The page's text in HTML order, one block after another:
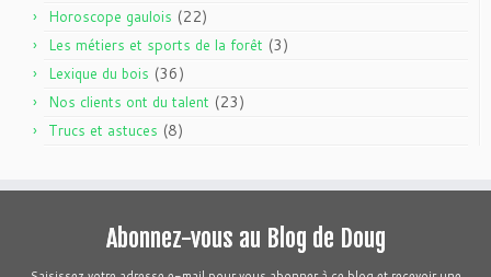
Horoscope gaulois (22)
Les métiers et sports de la forêt (3)
Lexique du bois (36)
Nos clients ont du talent (23)
Trucs et astuces (8)
Abonnez-vous au Blog de Doug